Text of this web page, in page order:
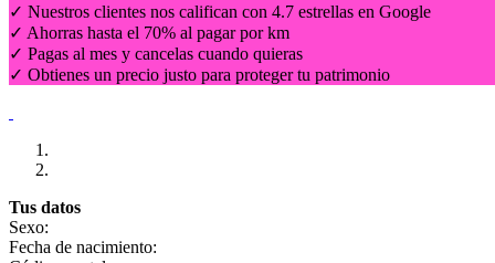
✓ Nuestros clientes nos califican con 4.7 estrellas en Google
✓ Ahorras hasta el 70% al pagar por km
✓ Pagas al mes y cancelas cuando quieras
✓ Obtienes un precio justo para proteger tu patrimonio
Tus datos
Sexo:
Fecha de nacimiento: